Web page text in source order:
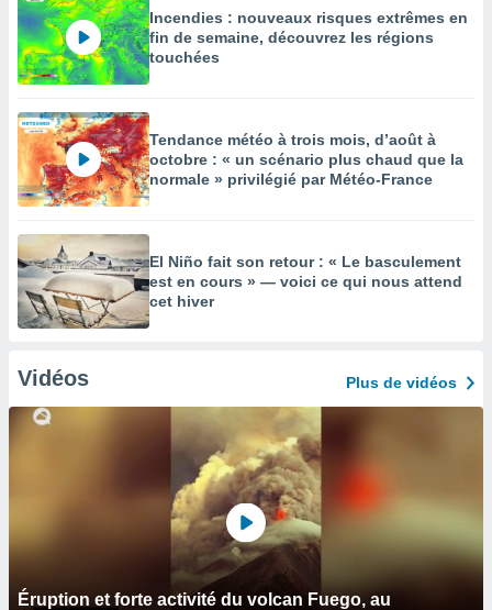
Incendies : nouveaux risques extrêmes en
fin de semaine, découvrez les régions
touchées
Tendance météo à trois mois, d’août à
octobre : « un scénario plus chaud que la
normale » privilégié par Météo-France
El Niño fait son retour : « Le basculement
est en cours » — voici ce qui nous attend
cet hiver
Vidéos Plus de vidéos
Éruption et forte activité du volcan Fuego, au